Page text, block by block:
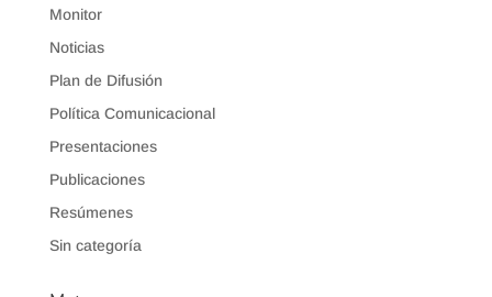
Monitor
Noticias
Plan de Difusión
Política Comunicacional
Presentaciones
Publicaciones
Resúmenes
Sin categoría